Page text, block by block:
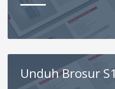
Unduh Brosur S1